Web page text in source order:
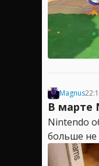
Magnus
В марте
Nintendo
больше не